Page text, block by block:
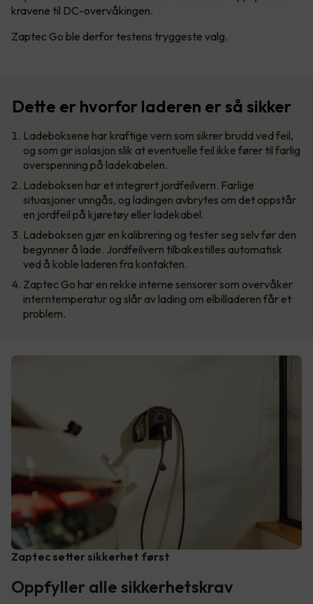
kravene til DC-overvåkingen.
Zaptec Go ble derfor testens tryggeste valg.
Dette er hvorfor laderen er så sikker
Ladeboksene har kraftige vern som sikrer brudd ved feil,
og som gir isolasjon slik at eventuelle feil ikke fører til farlig
overspenning på ladekabelen.
Ladeboksen har et integrert jordfeilvern. Farlige
situasjoner unngås, og ladingen avbrytes om det oppstår
en jordfeil på kjøretøy eller ladekabel.
Ladeboksen gjør en kalibrering og tester seg selv før den
begynner å lade. Jordfeilvern tilbakestilles automatisk
ved å koble laderen fra kontakten.
Zaptec Go har en rekke interne sensorer som overvåker
interntemperatur og slår av lading om elbilladeren får et
problem.
Zaptec setter sikkerhet først
Oppfyller alle sikkerhetskrav